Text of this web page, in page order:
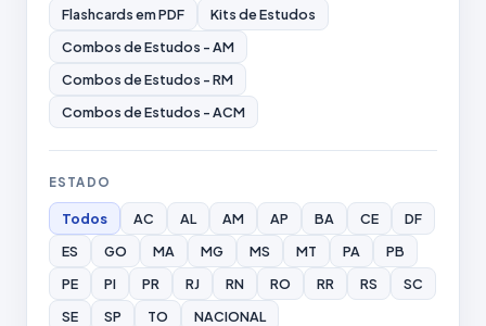
Flashcards em PDF
Kits de Estudos
Combos de Estudos - AM
Combos de Estudos - RM
Combos de Estudos - ACM
ESTADO
Todos AC AL AM AP BA CE
DF
ES
GO MA MG MS MT PA
PB
PE
PI PR RJ RN RO RR RS
SC
SE
SP TO NACIONAL